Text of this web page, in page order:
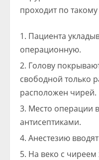
проходит по
Пациента
операционную.
Голову
свободной только
расположен чирей.
Место операции
антисептиками.
Анестезию
На веко с чиреем